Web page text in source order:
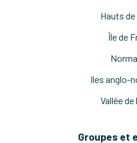
Hauts
Île de
Iles anglo-
Vallée
Groupes et